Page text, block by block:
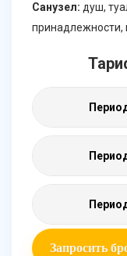
Санузел: душ,
принадлежности,
Запросить